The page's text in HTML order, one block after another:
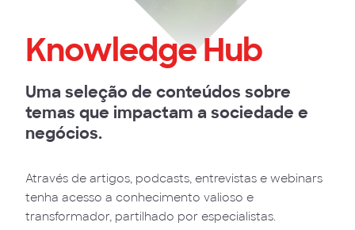
Knowledge Hub
Uma seleção de conteúdos sobre
temas que impactam a sociedade e
negócios.
Através de artigos, podcasts, entrevistas e webinars
tenha acesso a conhecimento valioso e
transformador, partilhado por especialistas.